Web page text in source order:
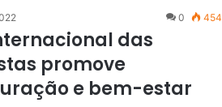
0 454
das
promove
e bem-estar